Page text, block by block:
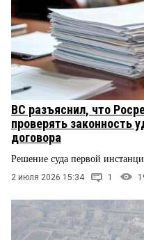
ВС разъяснил, что
проверять законность
договора
Решение суда первой
2 июля 2026 15:34 1